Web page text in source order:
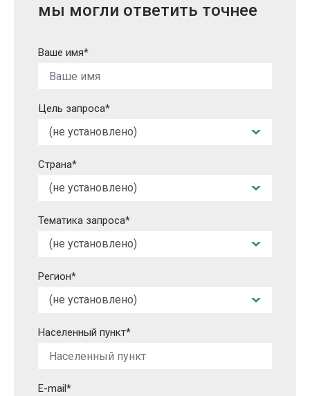
мы могли ответить точнее
Ваше имя*
Цель запроса*
Страна*
Тематика запроса*
Регион*
Населенный пункт*
E-mail*